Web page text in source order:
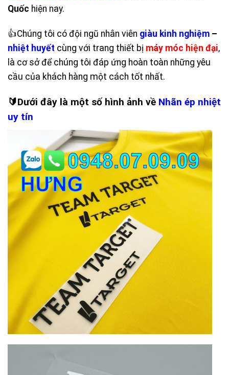
Quốc hiện nay.
👍Chúng tôi có đội ngũ nhân viên giàu kinh nghiệm –
nhiệt huyết cùng với trang thiết bị máy móc hiện đại,
là cơ sở để chúng tôi đáp ứng hoàn toàn những yêu
cầu của khách hàng một cách tốt nhất.
🔰Dưới đây là một số hình ảnh về Nhãn ép nhiệt
uy tín